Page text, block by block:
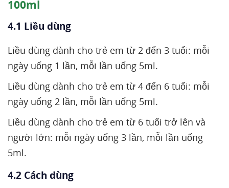
100ml
4.1 Liều dùng
Liều dùng dành cho trẻ em từ 2 đến 3 tuổi: mỗi
ngày uống 1 lần, mỗi lần uống 5ml.
Liều dùng dành cho trẻ em từ 4 đến 6 tuổi: mỗi
ngày uống 2 lần, mỗi lần uống 5ml.
Liều dùng dành cho trẻ em từ 6 tuổi trở lên và
người lớn: mỗi ngày uống 3 lần, mỗi lần uống
5ml.
4.2 Cách dùng